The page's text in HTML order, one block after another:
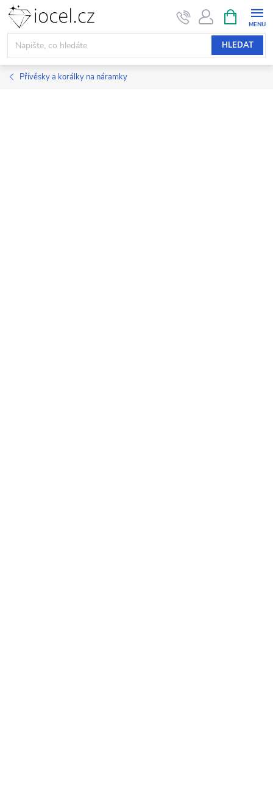
Přejít
obsah
HLEDAT
NÁKUPNÍ
KOŠÍK
Přívěsky a korálky na náramky